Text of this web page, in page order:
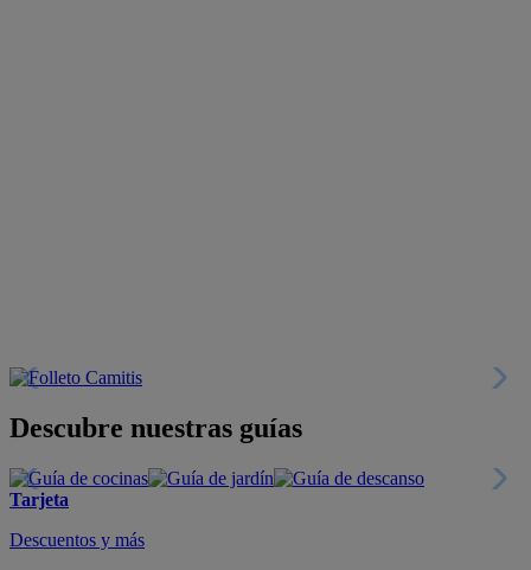
Descubre nuestras guías
Tarjeta
Descuentos y más